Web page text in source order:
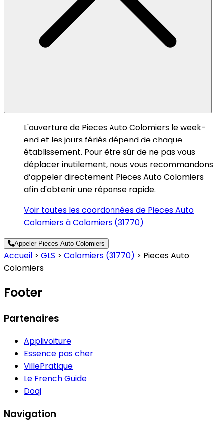
L'ouverture de Pieces Auto Colomiers le week-
end et les jours fériés dépend de chaque
établissement. Pour être sûr de ne pas vous
déplacer inutilement, nous vous recommandons
d’appeler directement Pieces Auto Colomiers
afin d'obtenir une réponse rapide.
Voir toutes les coordonnées de Pieces Auto
Colomiers à Colomiers (31770)
Appeler Pieces Auto Colomiers
Accueil > GLS > Colomiers (31770) > Pieces Auto
Colomiers
Footer
Partenaires
Applivoiture
Essence pas cher
VillePratique
Le French Guide
Doqi
Navigation